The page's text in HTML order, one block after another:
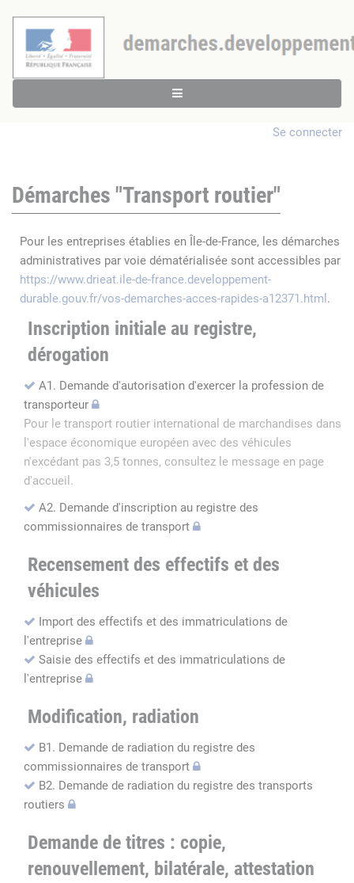
Se connecter
Démarches "Transport routier"
Pour les entreprises établies en Île-de-France, les démarches
administratives par voie dématérialisée sont accessibles par
https://www.drieat.ile-de-france.developpement-
durable.gouv.fr/vos-demarches-acces-rapides-a12371.html .
Inscription initiale au registre,
dérogation
A1. Demande d'autorisation d'exercer la profession de
transporteur
Pour le transport routier international de marchandises dans
l'espace économique européen avec des véhicules
n'excédant pas 3,5 tonnes, consultez le message en page
d'accueil.
A2. Demande d'inscription au registre des
commissionnaires de transport
Recensement des effectifs et des
véhicules
Import des effectifs et des immatriculations de
l'entreprise
Saisie des effectifs et des immatriculations de
l'entreprise
Modification, radiation
B1. Demande de radiation du registre des
commissionnaires de transport
B2. Demande de radiation du registre des transports
routiers
Demande de titres : copie,
renouvellement, bilatérale, attestation